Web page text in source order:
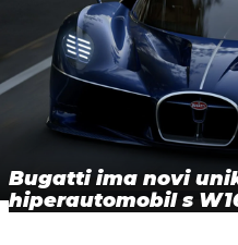
Bugatti ima novi
hiperautomobil s